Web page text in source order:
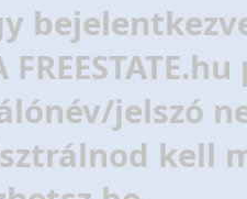
jelszó
kell